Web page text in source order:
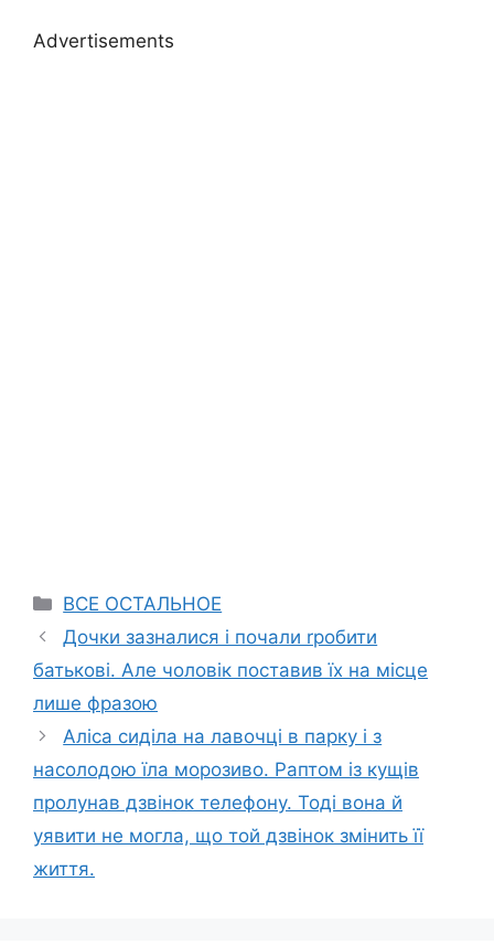
Advertisements
Categories
ВСЕ ОСТАЛЬНОЕ
Дочки зазналися і почали rробити
батькові. Але чоловік поставив їх на місце
лише фразою
Аліса сиділа на лавочці в парку і з
насолодою їла морозиво. Раптом із кущів
пролунав дзвінок телефону. Тоді вона й
уявити не могла, що той дзвінок змінить її
життя.